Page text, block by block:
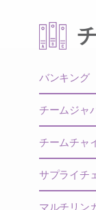
バンキング
チームジャ
チームチャ
サプライチ
マルチリン